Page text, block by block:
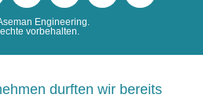
Engineering.
vorbehalten.
durften wir bereits